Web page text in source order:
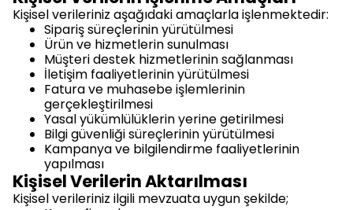
Kişisel verileriniz aşağıdaki amaçlarla işlenmektedir:
Sipariş süreçlerinin yürütülmesi
Ürün ve hizmetlerin sunulması
Müşteri destek hizmetlerinin sağlanması
İletişim faaliyetlerinin yürütülmesi
Fatura ve muhasebe işlemlerinin
gerçekleştirilmesi
Yasal yükümlülüklerin yerine getirilmesi
Bilgi güvenliği süreçlerinin yürütülmesi
Kampanya ve bilgilendirme faaliyetlerinin
yapılması
Kişisel Verilerin Aktarılması
Kişisel verileriniz ilgili mevzuata uygun şekilde;